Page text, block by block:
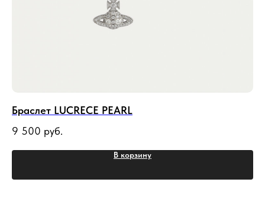
Браслет LUCRECE PEARL
9 500 руб.
В корзину